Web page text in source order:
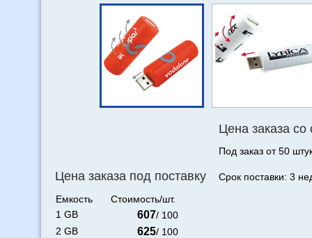
Цена заказа под поставку
Емкость
Стоимость/шт.
1 GB
607/ 100
2 GB
625/ 100
Цена заказа со
Под заказ от 50
Срок поставки: 3